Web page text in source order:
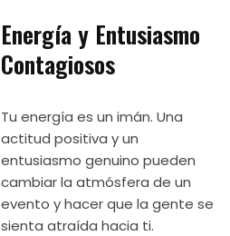
Energía y Entusiasmo
Contagiosos
Tu energía es un imán. Una
actitud positiva y un
entusiasmo genuino pueden
cambiar la atmósfera de un
evento y hacer que la gente se
sienta atraída hacia ti.